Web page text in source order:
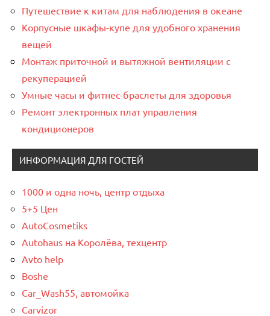
Путешествие к китам для наблюдения в океане
Корпусные шкафы-купе для удобного хранения
вещей
Монтаж приточной и вытяжной вентиляции с
рекуперацией
Умные часы и фитнес-браслеты для здоровья
Ремонт электронных плат управления
кондиционеров
ИНФОРМАЦИЯ ДЛЯ ГОСТЕЙ
1000 и одна ночь, центр отдыха
5+5 Цен
AutoCosmetiks
Autohaus на Королёва, техцентр
Avto help
Boshe
Car_Wash55, автомойка
Carvizor